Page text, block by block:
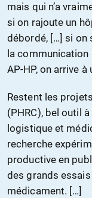
mais qui n’a
si on rajoute un
débordé, […] si on
la
AP-HP, on arrive
Restent les
(PHRC), bel outil
logistique et
recherche
productive en
des grands
médicament. […]